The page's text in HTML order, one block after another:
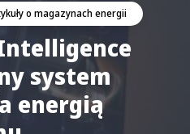
o magazynach energii
system
energią